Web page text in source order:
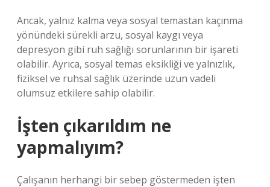
Ancak, yalnız kalma veya sosyal temastan kaçınma
yönündeki sürekli arzu, sosyal kaygı veya
depresyon gibi ruh sağlığı sorunlarının bir işareti
olabilir. Ayrıca, sosyal temas eksikliği ve yalnızlık,
fiziksel ve ruhsal sağlık üzerinde uzun vadeli
olumsuz etkilere sahip olabilir.
İşten çıkarıldım ne
yapmalıyım?
Çalışanın herhangi bir sebep göstermeden işten